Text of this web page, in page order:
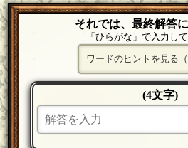
それでは、最終解答に
「ひらがな」で入力し
ワードのヒントを見る（
(4文字)